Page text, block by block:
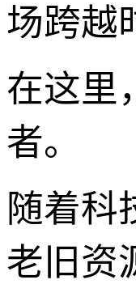
场跨越
在这里
者。
随着科
老旧资